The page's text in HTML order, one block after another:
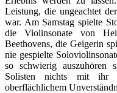
Leistung, die ungeachtet
war. Am Samstag spielte
die Violinsonate von
Beethovens, die Geigerin
nie gespielte
so schwierig auszuhören
Solisten nichts mit ihr
oberflächlichem